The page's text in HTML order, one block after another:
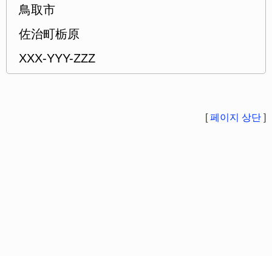
鳥取市
佐治町栃原
XXX-YYY-ZZZ
[페이지 상단 ]